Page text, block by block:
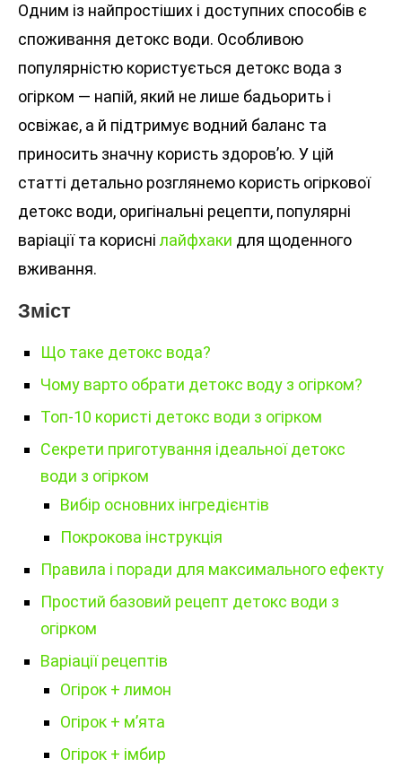
Одним із найпростіших і доступних способів є
споживання детокс води. Особливою
популярністю користується детокс вода з
огірком — напій, який не лише бадьорить і
освіжає, а й підтримує водний баланс та
приносить значну користь здоров’ю. У цій
статті детально розглянемо користь огіркової
детокс води, оригінальні рецепти, популярні
варіації та корисні лайфхаки для щоденного
вживання.
Зміст
Що таке детокс вода?
Чому варто обрати детокс воду з огірком?
Топ-10 користі детокс води з огірком
Секрети приготування ідеальної детокс
води з огірком
Вибір основних інгредієнтів
Покрокова інструкція
Правила і поради для максимального ефекту
Простий базовий рецепт детокс води з
огірком
Варіації рецептів
Огірок + лимон
Огірок + м’ята
Огірок + імбир